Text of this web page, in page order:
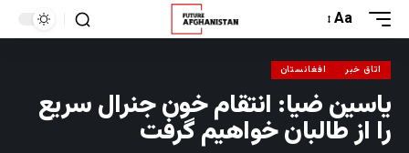
Aa
اتاق خبر افغانستان
یاسین ضیا: انتقام خون جنرال سریع
را از طالبان خواهیم گرفت